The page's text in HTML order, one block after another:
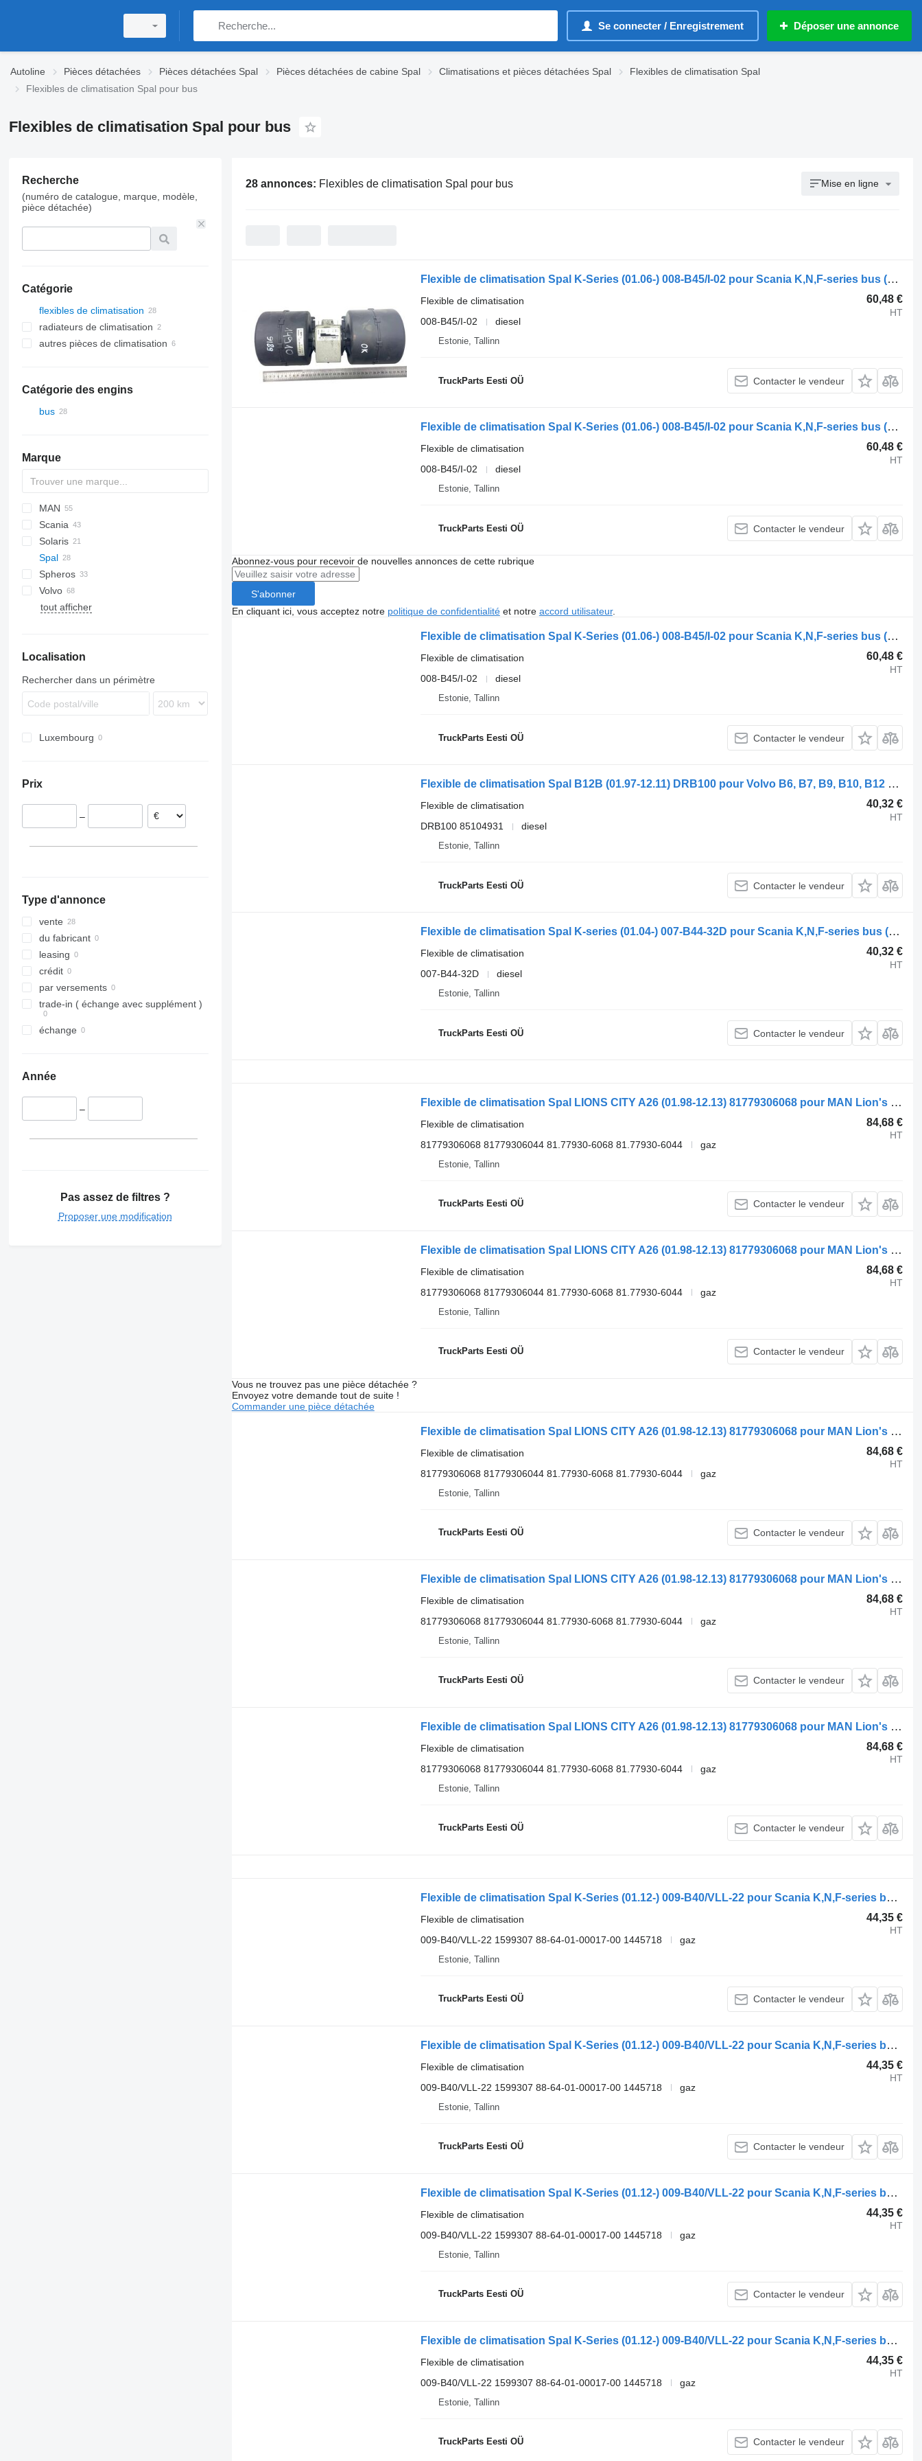
Se connecter / Enregistrement Déposer une annonce
Autoline Pièces détachées Pièces détachées Spal Pièces détachées de cabine Spal Climatisations et pièces détachées Spal
Flexibles de climatisation Spal
Flexibles de climatisation Spal pour bus
Flexibles de climatisation Spal pour bus
Recherche
(numéro de catalogue, marque, modèle,
pièce détachée)
Catégorie
flexibles de climatisation
radiateurs de climatisation
autres pièces de climatisation
Catégorie des engins
bus
Marque
Crossway
Daily
Magelys
Proway
MAN
A-series
Lion's series
Scania
Solaris
Alpino
Urbino
Spal
Spheros
Volvo
B-series
tout afficher
Localisation
Rechercher dans un périmètre
Luxembourg
Prix
–
Type d'annonce
vente
du fabricant
leasing
crédit
par versements
trade-in ( échange avec supplément )
échange
Année
–
Pas assez de filtres ?
Proposer une modification
28 annonces: Flexibles de climatisation Spal pour bus Mise en ligne
Flexible de climatisation Spal K-Series (01.06-) 008-B45/I-02 pour Scania K,N,F-series bus (2006-)
60,48 €
HT
Flexible de climatisation
008-B45/I-02
diesel
Estonie, Tallinn
TruckParts Eesti OÜ Contacter le vendeur
Flexible de climatisation Spal K-Series (01.06-) 008-B45/I-02 pour Scania K,N,F-series bus (2006-)
60,48 €
HT
Flexible de climatisation
008-B45/I-02
diesel
Estonie, Tallinn
TruckParts Eesti OÜ Contacter le vendeur
Abonnez-vous pour recevoir de nouvelles annonces de cette rubrique
S'abonner
En cliquant ici, vous acceptez notre politique de confidentialitéet notre accord utilisateur.
Flexible de climatisation Spal K-Series (01.06-) 008-B45/I-02 pour Scania K,N,F-series bus (2006-)
60,48 €
HT
Flexible de climatisation
008-B45/I-02
diesel
Estonie, Tallinn
TruckParts Eesti OÜ Contacter le vendeur
Flexible de climatisation Spal B12B (01.97-12.11) DRB100 pour Volvo B6, B7, B9, B10, B12 bus (1978-2011)
40,32 €
HT
Flexible de climatisation
DRB100 85104931
diesel
Estonie, Tallinn
TruckParts Eesti OÜ Contacter le vendeur
Flexible de climatisation Spal K-series (01.04-) 007-B44-32D pour Scania K,N,F-series bus (2006-)
40,32 €
HT
Flexible de climatisation
007-B44-32D
diesel
Estonie, Tallinn
TruckParts Eesti OÜ Contacter le vendeur
Flexible de climatisation Spal LIONS CITY A26 (01.98-12.13) 81779306068 pour MAN Lion's bus (1991-)
84,68 €
HT
Flexible de climatisation
81779306068 81779306044 81.77930-6068 81.77930-6044
gaz
Estonie, Tallinn
TruckParts Eesti OÜ Contacter le vendeur
Flexible de climatisation Spal LIONS CITY A26 (01.98-12.13) 81779306068 pour MAN Lion's bus (1991-)
84,68 €
HT
Flexible de climatisation
81779306068 81779306044 81.77930-6068 81.77930-6044
gaz
Estonie, Tallinn
TruckParts Eesti OÜ Contacter le vendeur
Vous ne trouvez pas une pièce détachée ?
Envoyez votre demande tout de suite !
Commander une pièce détachée
Flexible de climatisation Spal LIONS CITY A26 (01.98-12.13) 81779306068 pour MAN Lion's bus (1991-)
84,68 €
HT
Flexible de climatisation
81779306068 81779306044 81.77930-6068 81.77930-6044
gaz
Estonie, Tallinn
TruckParts Eesti OÜ Contacter le vendeur
Flexible de climatisation Spal LIONS CITY A26 (01.98-12.13) 81779306068 pour MAN Lion's bus (1991-)
84,68 €
HT
Flexible de climatisation
81779306068 81779306044 81.77930-6068 81.77930-6044
gaz
Estonie, Tallinn
TruckParts Eesti OÜ Contacter le vendeur
Flexible de climatisation Spal LIONS CITY A26 (01.98-12.13) 81779306068 pour MAN Lion's bus (1991-)
84,68 €
HT
Flexible de climatisation
81779306068 81779306044 81.77930-6068 81.77930-6044
gaz
Estonie, Tallinn
TruckParts Eesti OÜ Contacter le vendeur
Flexible de climatisation Spal K-Series (01.12-) 009-B40/VLL-22 pour Scania K,N,F-series bus (2006-)
44,35 €
HT
Flexible de climatisation
009-B40/VLL-22 1599307 88-64-01-00017-00 1445718
gaz
Estonie, Tallinn
TruckParts Eesti OÜ Contacter le vendeur
Flexible de climatisation Spal K-Series (01.12-) 009-B40/VLL-22 pour Scania K,N,F-series bus (2006-)
44,35 €
HT
Flexible de climatisation
009-B40/VLL-22 1599307 88-64-01-00017-00 1445718
gaz
Estonie, Tallinn
TruckParts Eesti OÜ Contacter le vendeur
Flexible de climatisation Spal K-Series (01.12-) 009-B40/VLL-22 pour Scania K,N,F-series bus (2006-)
44,35 €
HT
Flexible de climatisation
009-B40/VLL-22 1599307 88-64-01-00017-00 1445718
gaz
Estonie, Tallinn
TruckParts Eesti OÜ Contacter le vendeur
Flexible de climatisation Spal K-Series (01.12-) 009-B40/VLL-22 pour Scania K,N,F-series bus (2006-)
44,35 €
HT
Flexible de climatisation
009-B40/VLL-22 1599307 88-64-01-00017-00 1445718
gaz
Estonie, Tallinn
TruckParts Eesti OÜ Contacter le vendeur